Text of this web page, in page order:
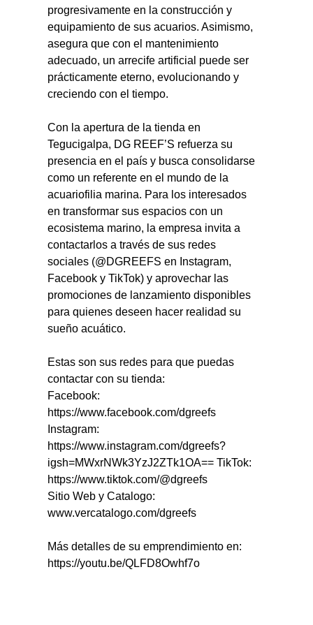
progresivamente en la construcción y
equipamiento de sus acuarios. Asimismo,
asegura que con el mantenimiento
adecuado, un arrecife artificial puede ser
prácticamente eterno, evolucionando y
creciendo con el tiempo.
Con la apertura de la tienda en
Tegucigalpa, DG REEF’S refuerza su
presencia en el país y busca consolidarse
como un referente en el mundo de la
acuariofilia marina. Para los interesados
en transformar sus espacios con un
ecosistema marino, la empresa invita a
contactarlos a través de sus redes
sociales (@DGREEFS en Instagram,
Facebook y TikTok) y aprovechar las
promociones de lanzamiento disponibles
para quienes deseen hacer realidad su
sueño acuático.
Estas son sus redes para que puedas
contactar con su tienda:
Facebook:
https://www.facebook.com/dgreefs
Instagram:
https://www.instagram.com/dgreefs?
igsh=MWxrNWk3YzJ2ZTk1OA== TikTok:
https://www.tiktok.com/@dgreefs
Sitio Web y Catalogo:
www.vercatalogo.com/dgreefs
Más detalles de su emprendimiento en:
https://youtu.be/QLFD8Owhf7o